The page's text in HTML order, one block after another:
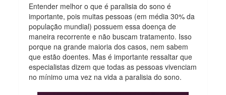
Entender melhor o que é paralisia do sono é
importante, pois muitas pessoas (em média 30% da
população mundial) possuem essa doença de
maneira recorrente e não buscam tratamento. Isso
porque na grande maioria dos casos, nem sabem
que estão doentes. Mas é importante ressaltar que
especialistas dizem que todas as pessoas vivenciam
no mínimo uma vez na vida a paralisia do sono.